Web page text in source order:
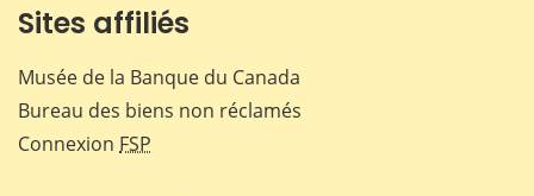
Sites affiliés
Musée de la Banque du Canada
Bureau des biens non réclamés
Connexion FSP